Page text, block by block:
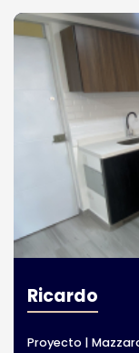
Ricardo
Proyecto |